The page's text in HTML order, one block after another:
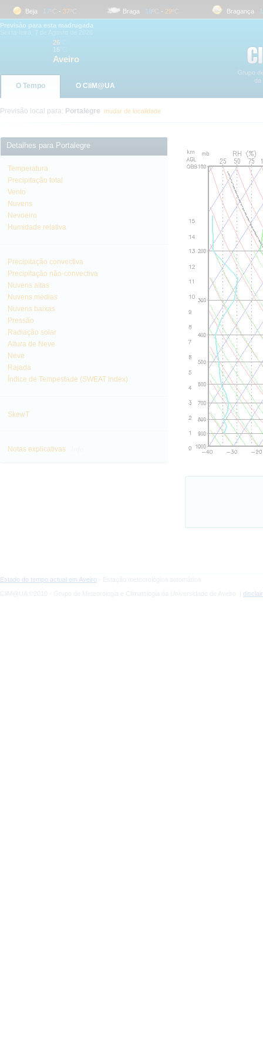
Beja 17 ºC- 37 ºC Braga 18 ºC- 29 ºC Bragança 18
Previsão para esta madrugada
26
16
Aveiro
O Tempo O CliM@UA
Previsão local para: Portalegre mudar de localidade
Detalhes para Portalegre
Temperatura
Precipitação total
Vento
Nuvens
Nevoeiro
Humidade relativa
Precipitação convectiva
Precipitação não-convectiva
Nuvens altas
Nuvens médias
Nuvens baixas
Pressão
Radiação solar
Altura de Neve
Neve
Rajada
Índice de Tempestade (SWEAT Index)
SkewT
Notas explicativas
Estado do tempo actual em Aveiro - Estação meteorológica automática
CliM@UA ©2010 - Grupo de Meteorologia e Climatologia da Universidade de Aveiro |